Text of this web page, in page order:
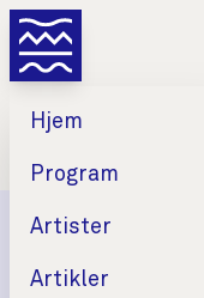
Hjem
Program
Artister
Artikler
POING speller